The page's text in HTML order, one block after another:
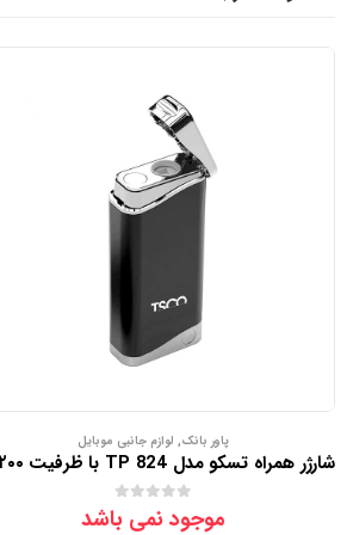
پاور بانک, لوازم جانبی موبایل
موجود نمی باشد